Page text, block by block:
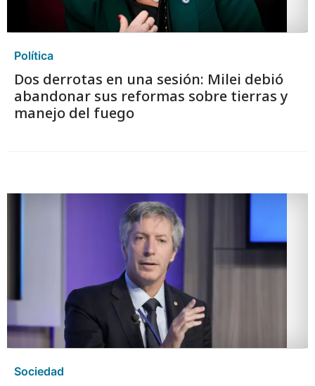
Política
Dos derrotas en una sesión: Milei debió
abandonar sus reformas sobre tierras y
manejo del fuego
Sociedad